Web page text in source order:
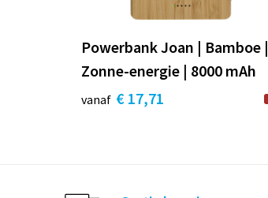
Powerbank Joan | Bamboe |
Zonne-energie | 8000 mAh
vanaf € 17,71